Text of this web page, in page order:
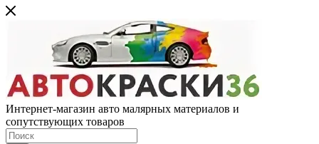
Интернет-магазин авто малярных материалов и
сопутствующих товаров